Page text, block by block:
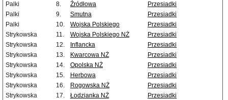
Palki
8. Źródłowa
Przesiadki
Palki
9. Smutna
Przesiadki
Palki
10. Wojska Polskiego
Przesiadki
Strykowska
11. Wojska Polskiego NŻ
Przesiadki
Strykowska
12. Inflancka
Przesiadki
Strykowska
13. Kwarcowa NŻ
Przesiadki
Strykowska
14. Opolska NŻ
Przesiadki
Strykowska
15. Herbowa
Przesiadki
Strykowska
16. Rogowska NŻ
Przesiadki
Strykowska
17. Łodzianka NŻ
Przesiadki